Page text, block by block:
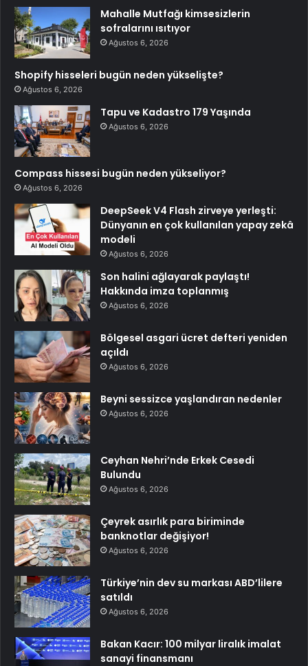
Mahalle Mutfağı kimsesizlerin
sofralarını ısıtıyor
Ağustos 6, 2026
Shopify hisseleri bugün neden yükselişte?
Ağustos 6, 2026
Tapu ve Kadastro 179 Yaşında
Ağustos 6, 2026
Compass hissesi bugün neden yükseliyor?
Ağustos 6, 2026
DeepSeek V4 Flash zirveye yerleşti:
Dünyanın en çok kullanılan yapay zekâ
modeli
Ağustos 6, 2026
Son halini ağlayarak paylaştı!
Hakkında imza toplanmış
Ağustos 6, 2026
Bölgesel asgari ücret defteri yeniden
açıldı
Ağustos 6, 2026
Beyni sessizce yaşlandıran nedenler
Ağustos 6, 2026
Ceyhan Nehri’nde Erkek Cesedi
Bulundu
Ağustos 6, 2026
Çeyrek asırlık para biriminde
banknotlar değişiyor!
Ağustos 6, 2026
Türkiye’nin dev su markası ABD’lilere
satıldı
Ağustos 6, 2026
Bakan Kacır: 100 milyar liralık imalat
sanayi finansmanı